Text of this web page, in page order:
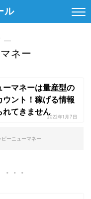
ル
―
ネー
ーマネーは量産型の
ウント！稼げる情報
れてきません
2022年1月7日
ピーニューマネー